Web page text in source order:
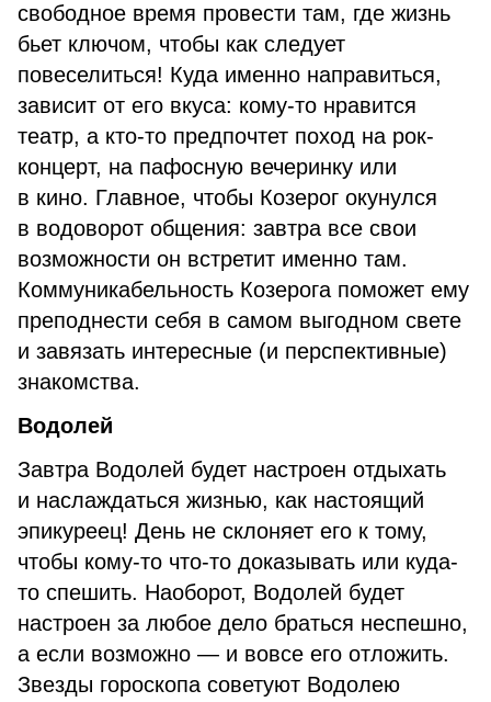
свободное время провести там, где жизнь
бьет ключом, чтобы как следует
повеселиться! Куда именно направиться,
зависит от его вкуса: кому-то нравится
театр, а кто-то предпочтет поход на рок-
концерт, на пафосную вечеринку или
в кино. Главное, чтобы Козерог окунулся
в водоворот общения: завтра все свои
возможности он встретит именно там.
Коммуникабельность Козерога поможет ему
преподнести себя в самом выгодном свете
и завязать интересные (и перспективные)
знакомства.
Водолей
Завтра Водолей будет настроен отдыхать
и наслаждаться жизнью, как настоящий
эпикуреец! День не склоняет его к тому,
чтобы кому-то что-то доказывать или куда-
то спешить. Наоборот, Водолей будет
настроен за любое дело браться неспешно,
а если возможно — и вовсе его отложить.
Звезды гороскопа советуют Водолею